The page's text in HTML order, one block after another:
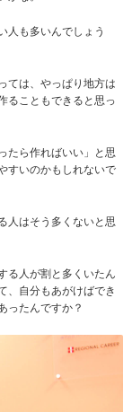
人も多いんでしょう
ては、やっぱり地方は
ることもできると思っ
たら作ればいい」と思
すいのかもしれないで
人はそう多くないと思
る人が割と多くいたん
、自分もあがけばでき
ったんですか？